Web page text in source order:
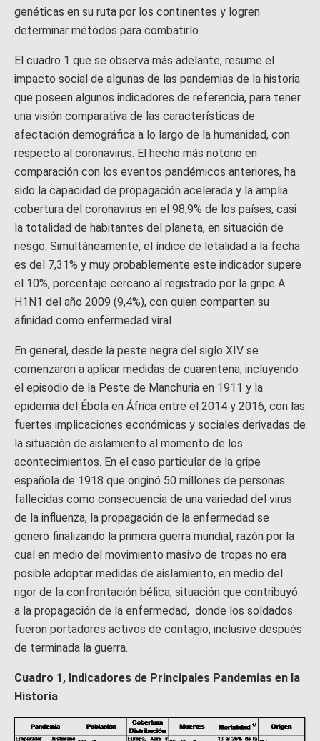
genéticas en su ruta por los continentes y logren
determinar métodos para combatirlo.
El cuadro 1 que se observa más adelante, resume el
impacto social de algunas de las pandemias de la historia
que poseen algunos indicadores de referencia, para tener
una visión comparativa de las características de
afectación demográfica a lo largo de la humanidad, con
respecto al coronavirus. El hecho más notorio en
comparación con los eventos pandémicos anteriores, ha
sido la capacidad de propagación acelerada y la amplia
cobertura del coronavirus en el 98,9% de los países, casi
la totalidad de habitantes del planeta, en situación de
riesgo. Simultáneamente, el índice de letalidad a la fecha
es del 7,31% y muy probablemente este indicador supere
el 10%, porcentaje cercano al registrado por la gripe A
H1N1 del año 2009 (9,4%), con quien comparten su
afinidad como enfermedad viral.
En general, desde la peste negra del siglo XIV se
comenzaron a aplicar medidas de cuarentena, incluyendo
el episodio de la Peste de Manchuria en 1911 y la
epidemia del Ébola en África entre el 2014 y 2016, con las
fuertes implicaciones económicas y sociales derivadas de
la situación de aislamiento al momento de los
acontecimientos. En el caso particular de la gripe
española de 1918 que originó 50 millones de personas
fallecidas como consecuencia de una variedad del virus
de la influenza, la propagación de la enfermedad se
generó finalizando la primera guerra mundial, razón por la
cual en medio del movimiento masivo de tropas no era
posible adoptar medidas de aislamiento, en medio del
rigor de la confrontación bélica, situación que contribuyó
a la propagación de la enfermedad, donde los soldados
fueron portadores activos de contagio, inclusive después
de terminada la guerra.
Cuadro 1, Indicadores de Principales Pandemias en la
Historia